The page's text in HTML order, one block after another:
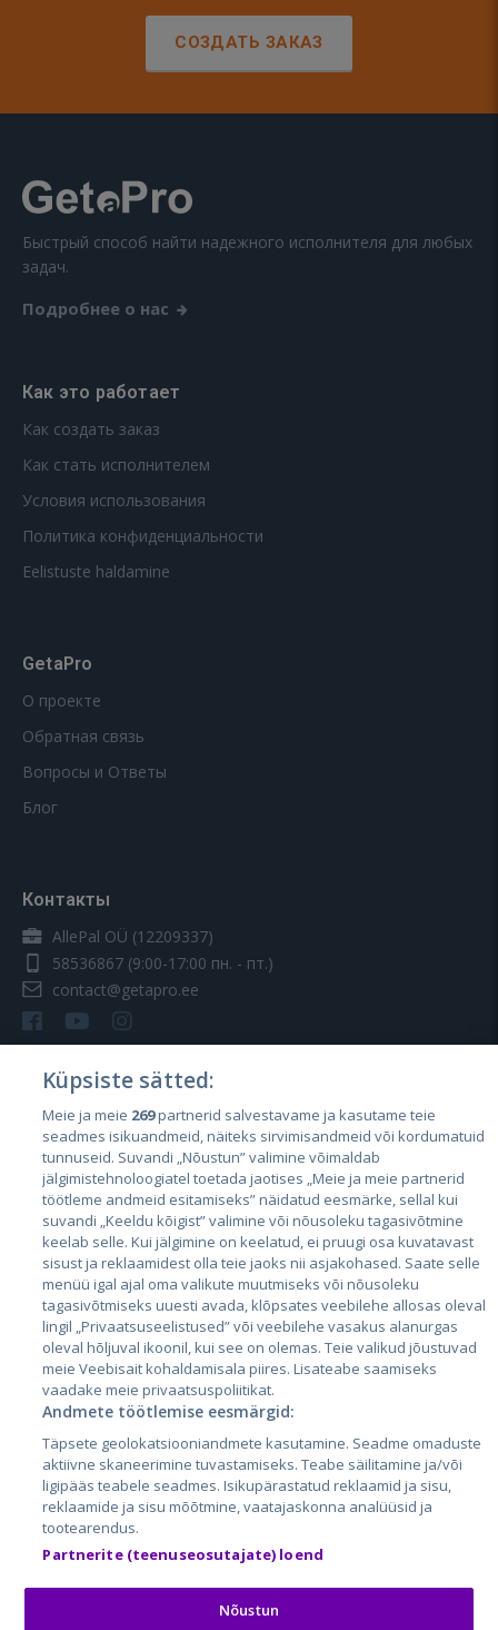
СОЗДАТЬ ЗАКАЗ
Быстрый способ найти надежного исполнителя для любых
задач.
Подробнее о нас
Как это работает
Как создать заказ
Как стать исполнителем
Условия использования
Политика конфиденциальности
Eelistuste haldamine
GetaPro
О проекте
Обратная связь
Вопросы и Ответы
Блог
Контакты
AllePal OÜ (12209337)
58536867 (9:00-17:00 пн. - пт.)
contact@getapro.ee
Страны
Эстония
Латвия
Литва
City24.lv
City24.ee
GetaPro.lv
GetaPro.ee
Autoplius.lt
Aruodas.lt
CVbankas.lt
Kainos.lt
Paslaugos.lt
auto24.ee
Osta.ee
KuldneBörs.ee
Küpsiste sätted:
Meie ja meie 269partnerid salvestavame ja kasutame teie
seadmes isikuandmeid, näiteks sirvimisandmeid või kordumatuid
tunnuseid. Suvandi „Nõustun” valimine võimaldab
jälgimistehnoloogiatel toetada jaotises „Meie ja meie partnerid
töötleme andmeid esitamiseks” näidatud eesmärke, sellal kui
suvandi „Keeldu kõigist” valimine või nõusoleku tagasivõtmine
keelab selle. Kui jälgimine on keelatud, ei pruugi osa kuvatavast
sisust ja reklaamidest olla teie jaoks nii asjakohased. Saate selle
menüü igal ajal oma valikute muutmiseks või nõusoleku
tagasivõtmiseks uuesti avada, klõpsates veebilehe allosas oleval
lingil „Privaatsuseelistused” või veebilehe vasakus alanurgas
oleval hõljuval ikoonil, kui see on olemas. Teie valikud jõustuvad
meie Veebisait kohaldamisala piires. Lisateabe saamiseks
vaadake meie privaatsuspoliitikat.
Andmete töötlemise eesmärgid:
Täpsete geolokatsiooniandmete kasutamine. Seadme omaduste
aktiivne skaneerimine tuvastamiseks. Teabe säilitamine ja/või
ligipääs teabele seadmes. Isikupärastatud reklaamid ja sisu,
reklaamide ja sisu mõõtmine, vaatajaskonna analüüsid ja
tootearendus.
Partnerite (teenuseosutajate) loend
Nõustun